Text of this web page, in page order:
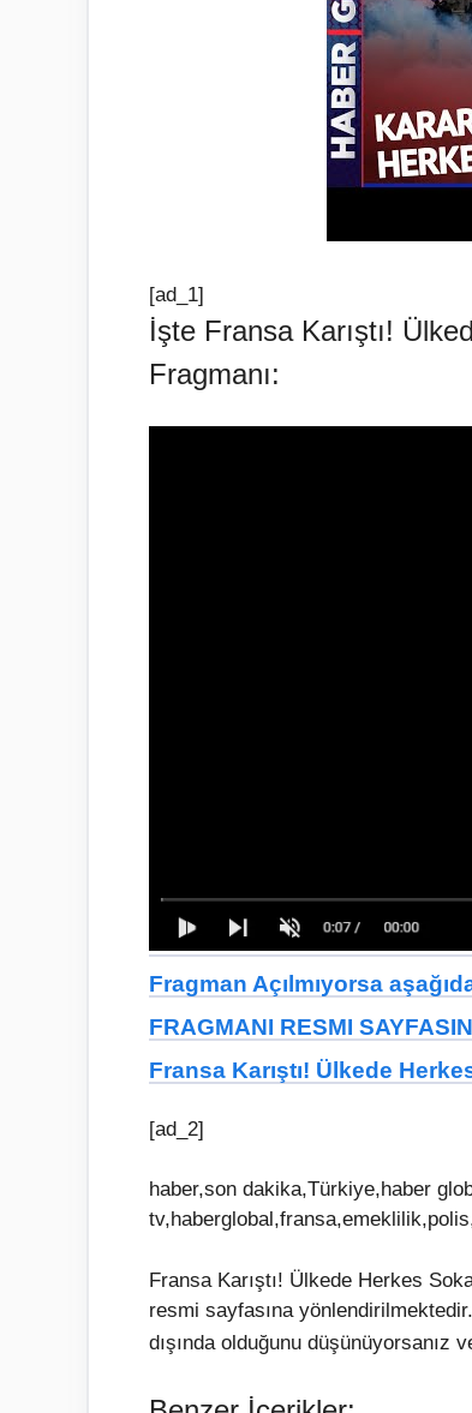
[ad_1]
İşte Fransa Karıştı!
Fragmanı:
Fragman Açılmıyorsa
FRAGMANI RESMI
Fransa Karıştı! Ülkede
[ad_2]
haber,son dakika,Türkiye,haber
Fransa Karıştı! Ülkede Herkes
resmi sayfasına
dışında olduğunu